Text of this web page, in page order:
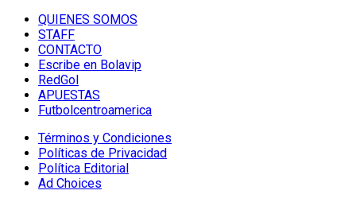
QUIENES SOMOS
STAFF
CONTACTO
Escribe en Bolavip
RedGol
APUESTAS
Futbolcentroamerica
Términos y Condiciones
Políticas de Privacidad
Política Editorial
Ad Choices